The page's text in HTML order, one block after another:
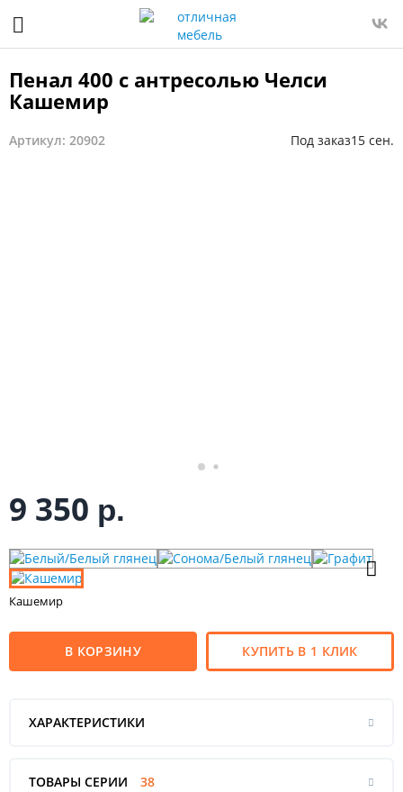
Пенал 400 с антресолью Челси
Кашемир
Артикул: 20902 Под заказ15 сен.
9 350 р.
Кашемир
В КОРЗИНУ КУПИТЬ В 1 КЛИК
ХАРАКТЕРИСТИКИ
ТОВАРЫ СЕРИИ 38